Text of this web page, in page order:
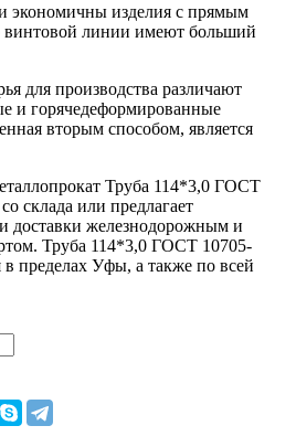
экономичны изделия с прямым
линии имеют больший
для производства различают
и горячедеформированные
вторым способом, является
Труба 114*3,0 ГОСТ
склада или предлагает
доставки железнодорожным и
Труба 114*3,0 ГОСТ 10705-
в пределах Уфы, а также по всей